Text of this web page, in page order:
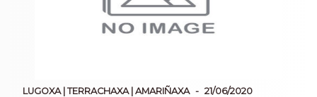
LUGOXA | TERRACHAXA | AMARIÑAXA 21/06/2020